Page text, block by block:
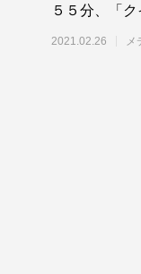
５５分、「
ってるの？」
2021.02.26